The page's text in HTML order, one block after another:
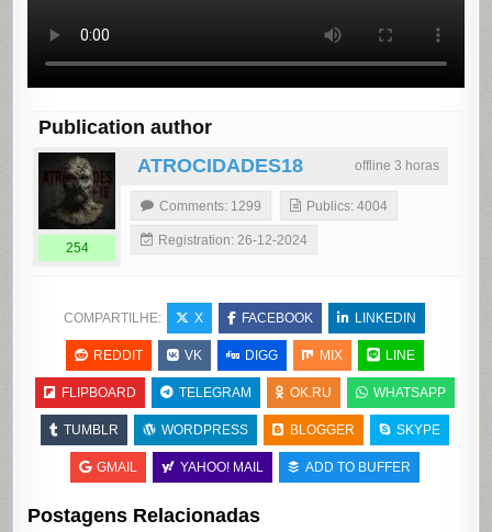
Publication author
offline 3 horas
ATROCIDADES18
254
Comments: 1299 Publics: 4004
Registration: 26-12-2024
COMPARTILHE: X FACEBOOK LINKEDIN
REDDIT VK DIGG MIX LINE
FLIPBOARD TELEGRAM OK.RU WHATSAPP
TUMBLR WORDPRESS BLOGGER SKYPE
GMAIL YAHOO! MAIL ADD TO BUFFER
Postagens Relacionadas